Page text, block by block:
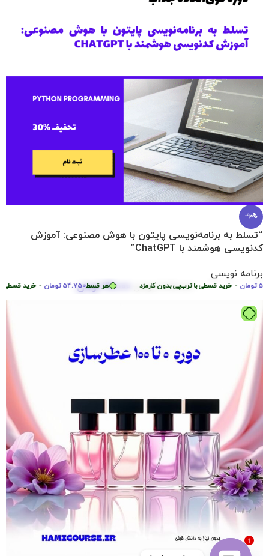
هر قسط54.750تومان • خرید قسطی با تومان • خرید قسطی با ترب‌پی بدون کارمزد
-90%
“تسلط به برنامه‌نویسی پایتون با هوش مصنوعی: آموزش
کدنویسی هوشمند با ChatGPT”
برنامه نویسی
2.290.000 تومان 219.000 تومان
1